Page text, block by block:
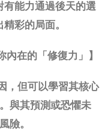
有能力通過後天的選
彩的局面。
在的「修復力」】
，但可以學習其核心
與其預測或恐懼未
險。